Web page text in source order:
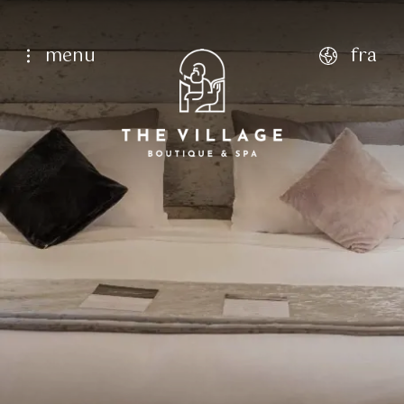
6 Aug 7 Aug
Page d'accueil
vues à couper le souffle, paix et
Qui sommes-nous
Services
Chambres
menu fra
italiano
français
deutsch